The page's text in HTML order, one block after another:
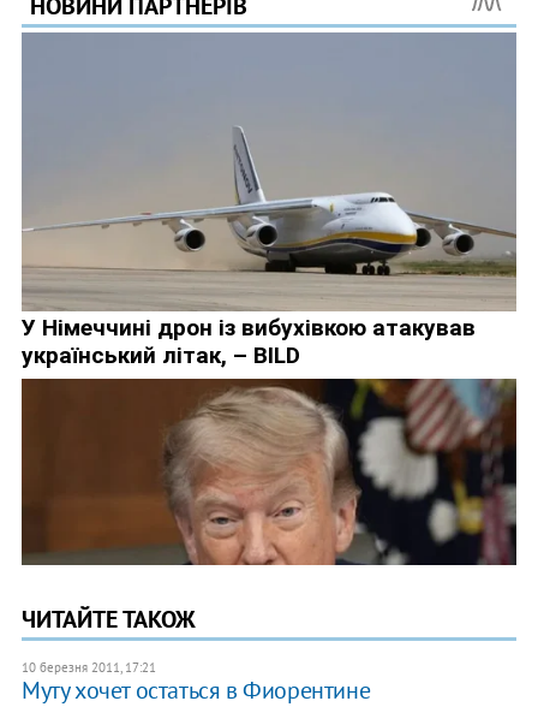
ЧИТАЙТЕ ТАКОЖ
10 березня 2011, 17:21
Муту хочет остаться в Фиорентине